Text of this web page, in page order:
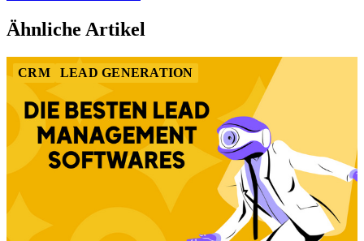
1
of
Ähnliche Artikel
CRM LEAD GENERATION